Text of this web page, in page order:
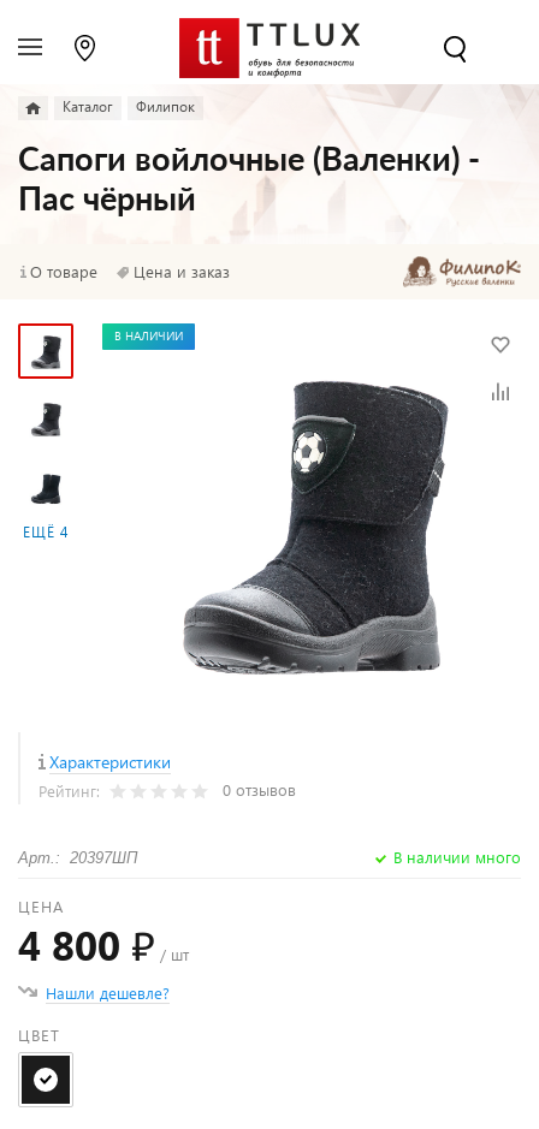
Каталог Филипок
Сапоги войлочные (Валенки) -
Пас чёрный
О товаре Цена и заказ
ЕЩЁ 4
В НАЛИЧИИ
Характеристики
Рейтинг: 0 отзывов
Арт.: 20397ШП В наличии много
ЦЕНА
4 800 ₽ / шт
Нашли дешевле?
ЦВЕТ